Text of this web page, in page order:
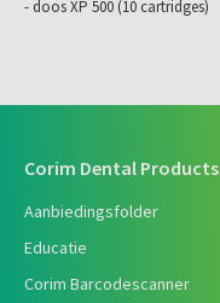
- doos XP 500 (10 cartridges)
Corim Dental Products
Aanbiedingsfolder
Educatie
Corim Barcodescanner